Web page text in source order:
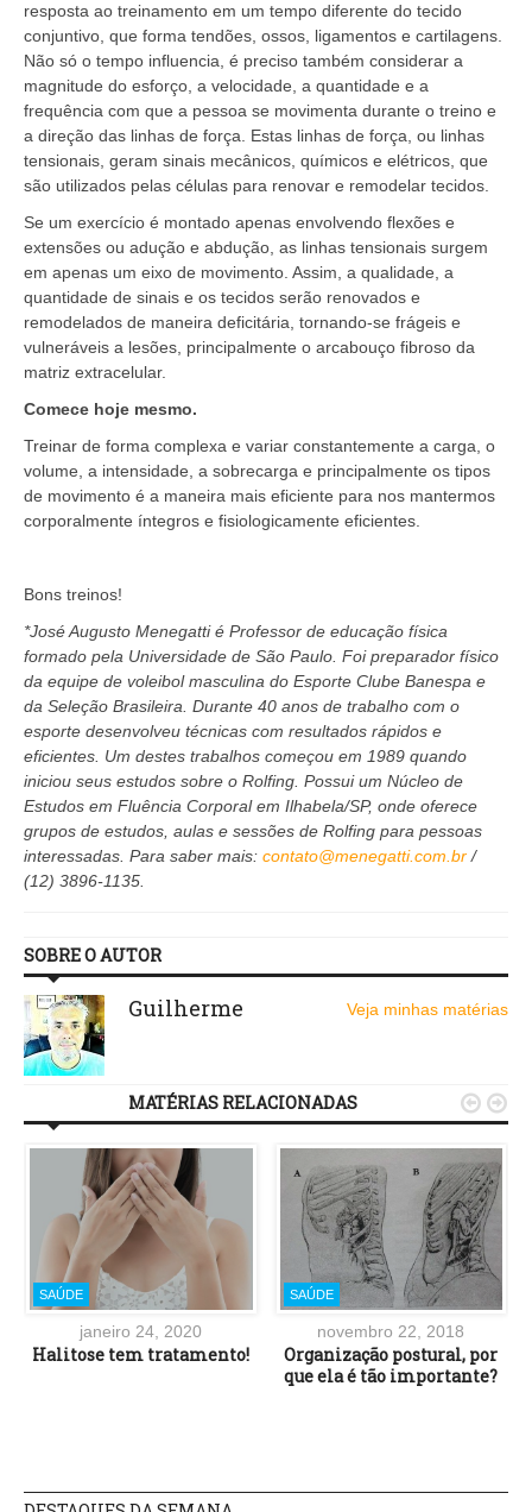
resposta ao treinamento em um tempo diferente do tecido
conjuntivo, que forma tendões, ossos, ligamentos e cartilagens.
Não só o tempo influencia, é preciso também considerar a
magnitude do esforço, a velocidade, a quantidade e a
frequência com que a pessoa se movimenta durante o treino e
a direção das linhas de força. Estas linhas de força, ou linhas
tensionais, geram sinais mecânicos, químicos e elétricos, que
são utilizados pelas células para renovar e remodelar tecidos.
Se um exercício é montado apenas envolvendo flexões e
extensões ou adução e abdução, as linhas tensionais surgem
em apenas um eixo de movimento. Assim, a qualidade, a
quantidade de sinais e os tecidos serão renovados e
remodelados de maneira deficitária, tornando-se frágeis e
vulneráveis a lesões, principalmente o arcabouço fibroso da
matriz extracelular.
Comece hoje mesmo.
Treinar de forma complexa e variar constantemente a carga, o
volume, a intensidade, a sobrecarga e principalmente os tipos
de movimento é a maneira mais eficiente para nos mantermos
corporalmente íntegros e fisiologicamente eficientes.
Bons treinos!
*José Augusto Menegatti é Professor de educação física
formado pela Universidade de São Paulo. Foi preparador físico
da equipe de voleibol masculina do Esporte Clube Banespa e
da Seleção Brasileira. Durante 40 anos de trabalho com o
esporte desenvolveu técnicas com resultados rápidos e
eficientes. Um destes trabalhos começou em 1989 quando
iniciou seus estudos sobre o Rolfing. Possui um Núcleo de
Estudos em Fluência Corporal em Ilhabela/SP, onde oferece
grupos de estudos, aulas e sessões de Rolfing para pessoas
interessadas. Para saber mais: contato@menegatti.com.br /
(12) 3896-1135.
SOBRE O AUTOR
Guilherme Veja minhas matérias
MATÉRIAS RELACIONADAS
SAÚDE
janeiro 24, 2020
Halitose tem tratamento!
SAÚDE
novembro 22, 2018
Organização postural, por
que ela é tão importante?
 